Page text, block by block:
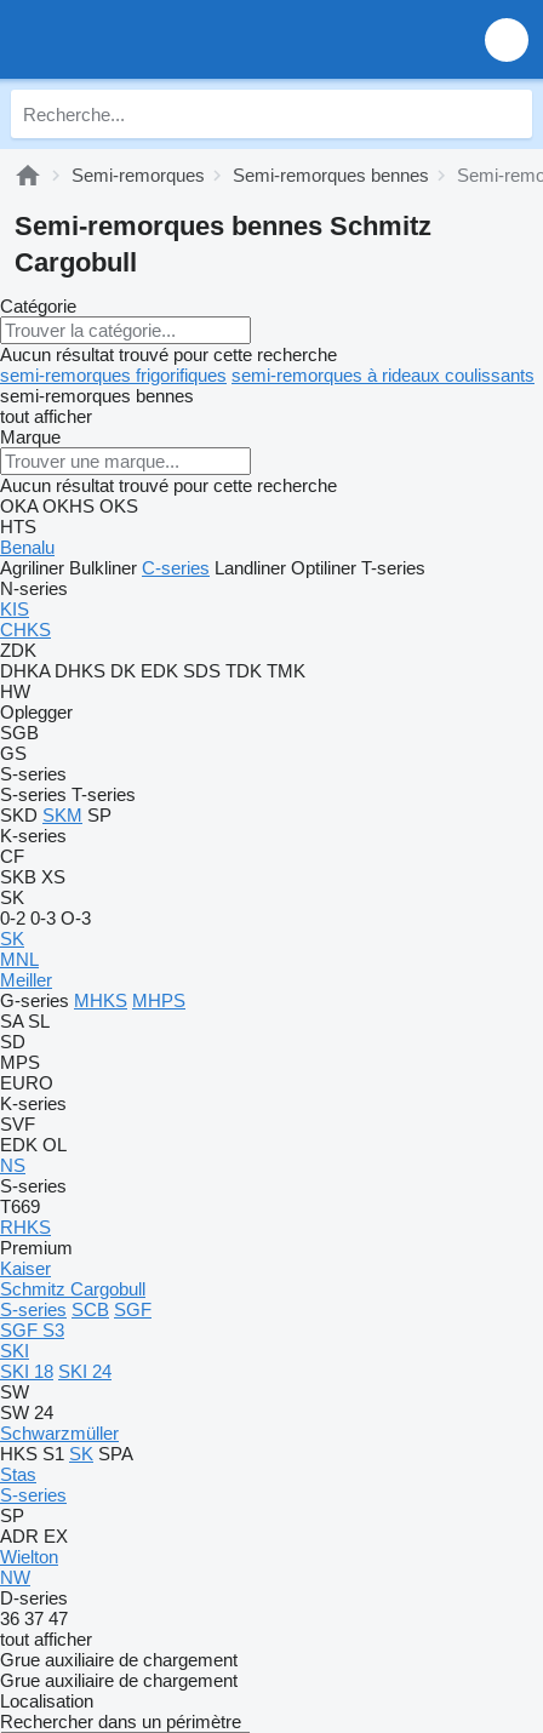
Semi-remorques Semi-remorques bennes Semi-
Semi-remorques bennes Schmitz
Cargobull
Catégorie
Aucun résultat trouvé pour cette recherche
semi-remorques frigorifiques semi-remorques à rideaux coulissants
semi-remorques bennes
tout afficher
Marque
Aucun résultat trouvé pour cette recherche
OKA OKHS OKS
HTS
Benalu
Agriliner Bulkliner C-series Landliner Optiliner T-series
N-series
KIS
CHKS
ZDK
DHKA DHKS DK EDK SDS TDK TMK
HW
Oplegger
SGB
GS
S-series
S-series T-series
SKD SKM SP
K-series
CF
SKB XS
SK
0-2 0-3 O-3
SK
MNL
Meiller
G-series MHKS MHPS
SA SL
SD
MPS
EURO
K-series
SVF
EDK OL
NS
S-series
T669
RHKS
Premium
Kaiser
Schmitz Cargobull
S-series SCB SGF
SGF S3
SKI
SKI 18 SKI 24
SW
SW 24
Schwarzmüller
HKS S1 SK SPA
Stas
S-series
SP
ADR EX
Wielton
NW
D-series
36 37 47
tout afficher
Grue auxiliaire de chargement
Grue auxiliaire de chargement
Localisation
Rechercher dans un périmètre